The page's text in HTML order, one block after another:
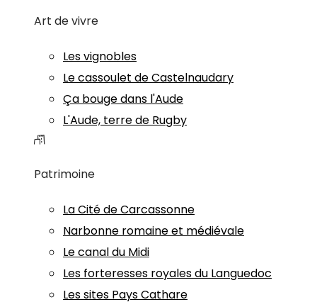
Art de vivre
Les vignobles
Le cassoulet de Castelnaudary
Ça bouge dans l'Aude
L'Aude, terre de Rugby
Patrimoine
La Cité de Carcassonne
Narbonne romaine et médiévale
Le canal du Midi
Les forteresses royales du Languedoc
Les sites Pays Cathare